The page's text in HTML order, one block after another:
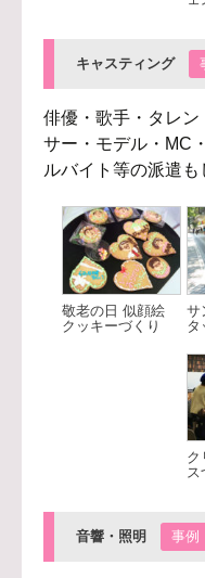
キャスティング
俳優・歌手・タレ
サー・モデル・MC
ルバイト等の派遣も
敬老の日 似顔絵
クッキーづくり
サ
タ
ク
ス
音響・照明 事例